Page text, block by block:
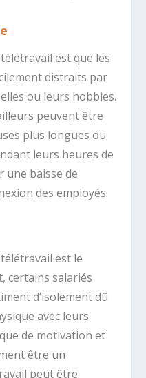
est que les
distraits par
ou leurs hobbies.
peuvent être
plus longues ou
leurs heures de
une baisse de
des employés.
est le
certains salariés
d’isolement dû
avec leurs
de motivation et
être un
peut être